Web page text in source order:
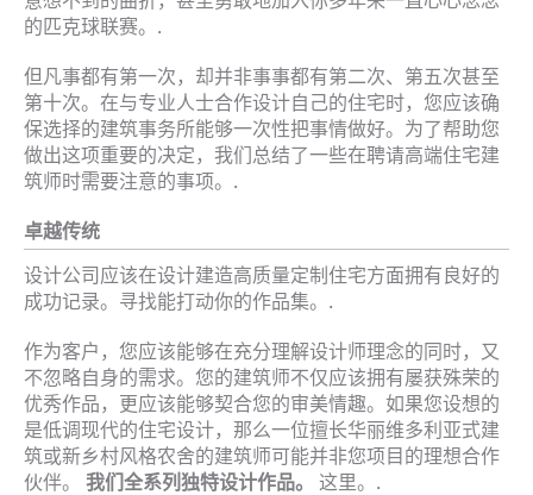
的匹克球联赛。.
但凡事都有第一次，却并非事事都有第二次、第五次甚至
第十次。在与专业人士合作设计自己的住宅时，您应该确
保选择的建筑事务所能够一次性把事情做好。为了帮助您
做出这项重要的决定，我们总结了一些在聘请高端住宅建
筑师时需要注意的事项。.
卓越传统
设计公司应该在设计建造高质量定制住宅方面拥有良好的
成功记录。寻找能打动你的作品集。.
作为客户，您应该能够在充分理解设计师理念的同时，又
不忽略自身的需求。您的建筑师不仅应该拥有屡获殊荣的
优秀作品，更应该能够契合您的审美情趣。如果您设想的
是低调现代的住宅设计，那么一位擅长华丽维多利亚式建
筑或新乡村风格农舍的建筑师可能并非您项目的理想合作
伙伴。 我们全系列独特设计作品。 这里。.